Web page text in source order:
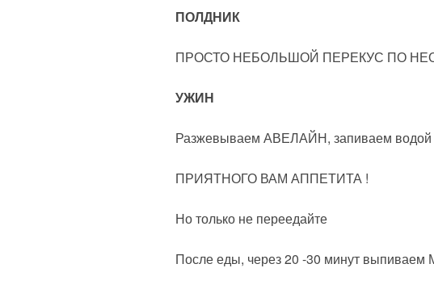
ПОЛДНИК
ПРОСТО НЕБОЛЬШОЙ ПЕРЕКУС ПО
УЖИН
Разжевываем АВЕЛАЙН, запиваем
ПРИЯТНОГО ВАМ АППЕТИТА !
Но только не переедайте
После еды, через 20 -30 минут